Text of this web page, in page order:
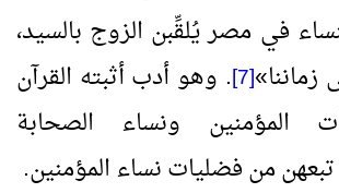
في مصر يُلقِّبن الزوج بالسيد،
»
[7] . وهو أدب أثبته القرآن
المؤمنين ونساء الصحابة
من فضليات نساء المؤمنين.